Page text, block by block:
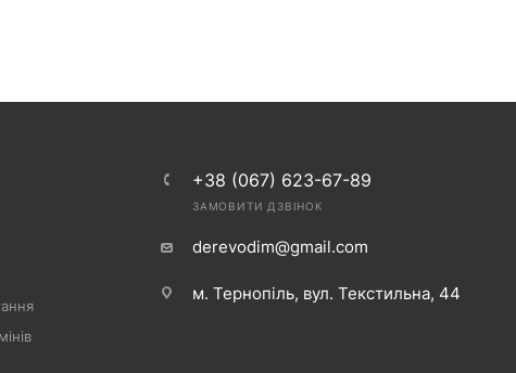
+38 (067) 623-67-89
ЗАМОВИТИ ДЗВІНОК
derevodim@gmail.com
м. Тернопіль, вул. Текстильна, 44